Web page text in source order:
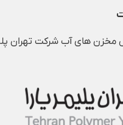
مخزن های آب شرکت تهران